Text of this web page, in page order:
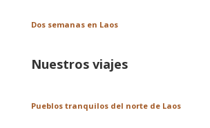
Dos semanas en Laos
Nuestros viajes
Pueblos tranquilos del norte de Laos